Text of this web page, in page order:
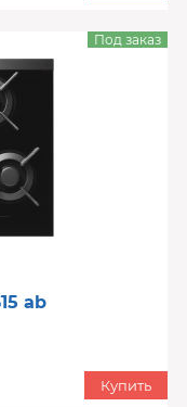
ab
Под заказ
Купить